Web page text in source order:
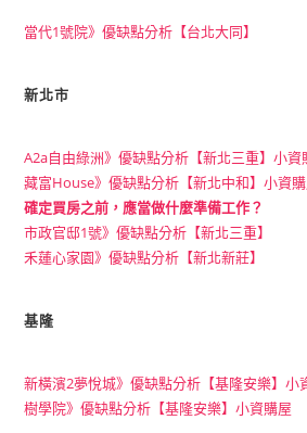
當代1號院》優缺點分析【台北大同】
新北市
A2a自由綠洲》優缺點分析【新北三重】小資
藏富House》優缺點分析【新北中和】小資
確定買房之前，應當做什麼準備工作？
市政官邸1號》優缺點分析【新北三重】
禾蓮心家園》優缺點分析【新北新莊】
基隆
新橫濱2夢悅城》優缺點分析【基隆安樂】小
樹學院》優缺點分析【基隆安樂】小資購屋